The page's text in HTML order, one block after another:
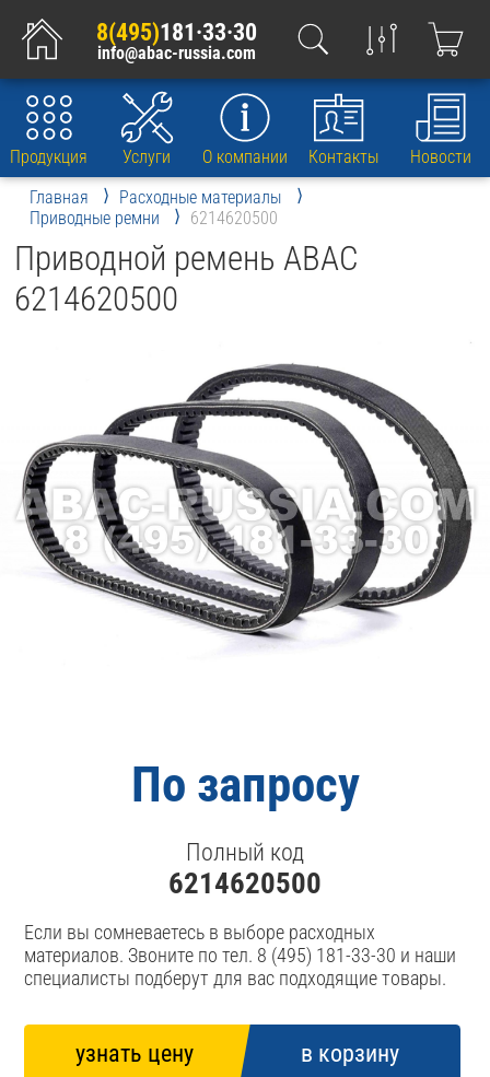
8(495)181·33·30
info@abac-russia.com
Продукция Услуги О компании Контакты
Новости
Главная
Расходные материалы
Приводные ремни
6214620500
Приводной ремень ABAC
6214620500
По запросу
Полный код
6214620500
Если вы сомневаетесь в выборе расходных
материалов. Звоните по тел. 8 (495) 181-33-30 и наши
специалисты подберут для вас подходящие товары.